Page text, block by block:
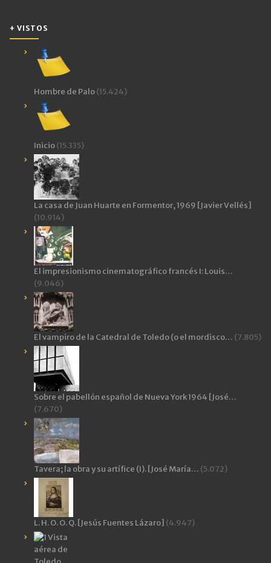
+ VISTOS
Hombre de Palo(15.424)
Inicio(15.335)
La casa de Juan Huarte en Formentor, 1969 [Javier Vellés]
(10.914)
El impresionismo cinematográfico francés I: Louis…
(9.046)
El vampiro de la Catedral de Toledo (o el mordisco… (7.805)
Sobre el pabellón español de Nueva York 1964 [José…
(7.670)
Tavera; la obra y su artífice (I). [José María… (5.072)
L. H. O. O. Q. [Jesús Fuentes Lázaro] (4.947)